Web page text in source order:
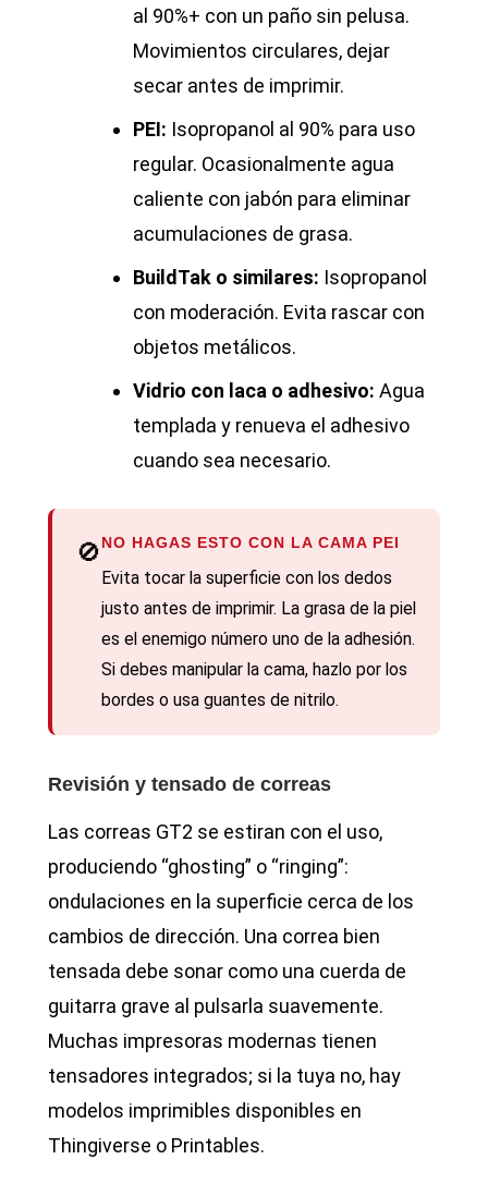
al 90%+ con un paño sin pelusa.
Movimientos circulares, dejar
secar antes de imprimir.
PEI: Isopropanol al 90% para uso
regular. Ocasionalmente agua
caliente con jabón para eliminar
acumulaciones de grasa.
BuildTak o similares: Isopropanol
con moderación. Evita rascar con
objetos metálicos.
Vidrio con laca o adhesivo: Agua
templada y renueva el adhesivo
cuando sea necesario.
🚫 NO HAGAS ESTO CON LA CAMA PEI
Evita tocar la superficie con los dedos
justo antes de imprimir. La grasa de la piel
es el enemigo número uno de la adhesión.
Si debes manipular la cama, hazlo por los
bordes o usa guantes de nitrilo.
Revisión y tensado de correas
Las correas GT2 se estiran con el uso,
produciendo “ghosting” o “ringing”:
ondulaciones en la superficie cerca de los
cambios de dirección. Una correa bien
tensada debe sonar como una cuerda de
guitarra grave al pulsarla suavemente.
Muchas impresoras modernas tienen
tensadores integrados; si la tuya no, hay
modelos imprimibles disponibles en
Thingiverse o Printables.